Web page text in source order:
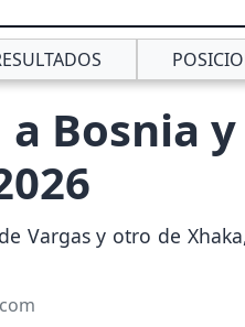
a Bosnia
Vargas y otro de